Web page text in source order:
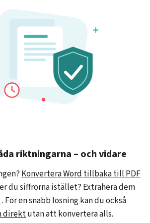
riktningarna – och vidare
Konvertera Word tillbaka till PDF
du siffrorna istället? Extrahera dem
. För en snabb lösning kan du också
direktutan att konvertera alls.